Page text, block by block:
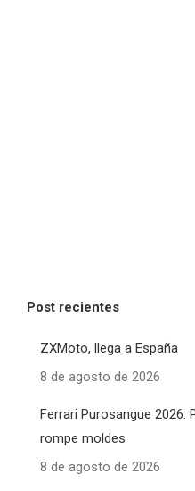
Post recientes
ZXMoto, llega a España
8 de agosto de 2026
Ferrari Purosangue 2026.
rompe moldes
8 de agosto de 2026